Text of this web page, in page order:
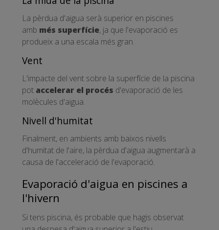
La pèrdua d'aigua serà superior en piscines
amb més superfície, ja que l'evaporació es
produeix a una escala més gran.
Vent
L'impacte del vent sobre la superfície de la piscina
pot accelerar el procés d'evaporació de les
molècules d'aigua.
Nivell d'humitat
Finalment, en ambients amb baixos nivells
d'humitat de l'aire, la pèrdua d'aigua augmentarà a
causa de l'acceleració de l'evaporació.
Evaporació d'aigua en piscines a
l'hivern
Si tens piscina, és probable que hagis observat